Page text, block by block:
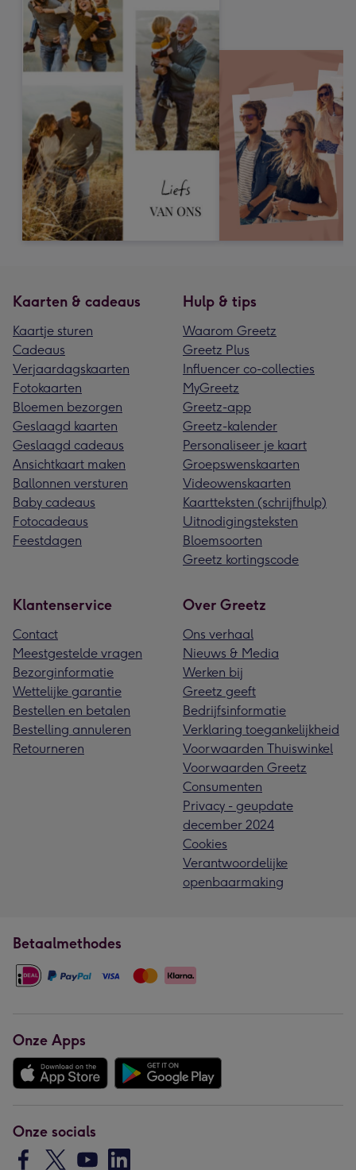
Kaarten & cadeaus
Kaartje sturen
Cadeaus
Verjaardagskaarten
Fotokaarten
Bloemen bezorgen
Geslaagd kaarten
Geslaagd cadeaus
Ansichtkaart maken
Ballonnen versturen
Baby cadeaus
Fotocadeaus
Feestdagen
Hulp & tips
Waarom Greetz
Greetz Plus
Influencer co-collecties
MyGreetz
Greetz-app
Greetz-kalender
Personaliseer je kaart
Groepswenskaarten
Videowenskaarten
Kaartteksten (schrijfhulp)
Uitnodigingsteksten
Bloemsoorten
Greetz kortingscode
Klantenservice
Contact
Meestgestelde vragen
Bezorginformatie
Wettelijke garantie
Bestellen en betalen
Bestelling annuleren
Retourneren
Over Greetz
Ons verhaal
Nieuws & Media
Werken bij
Greetz geeft
Bedrijfsinformatie
Verklaring toegankelijkheid
Voorwaarden Thuiswinkel
Voorwaarden Greetz
Consumenten
Privacy - geupdate
december 2024
Cookies
Verantwoordelijke
openbaarmaking
Betaalmethodes
Onze Apps
Onze socials